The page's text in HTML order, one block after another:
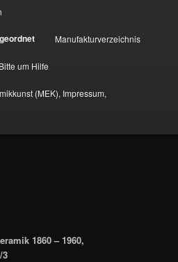
Manufakturverzeichnis
um Hilfe
(MEK), Impressum,
1860 – 1960,
3